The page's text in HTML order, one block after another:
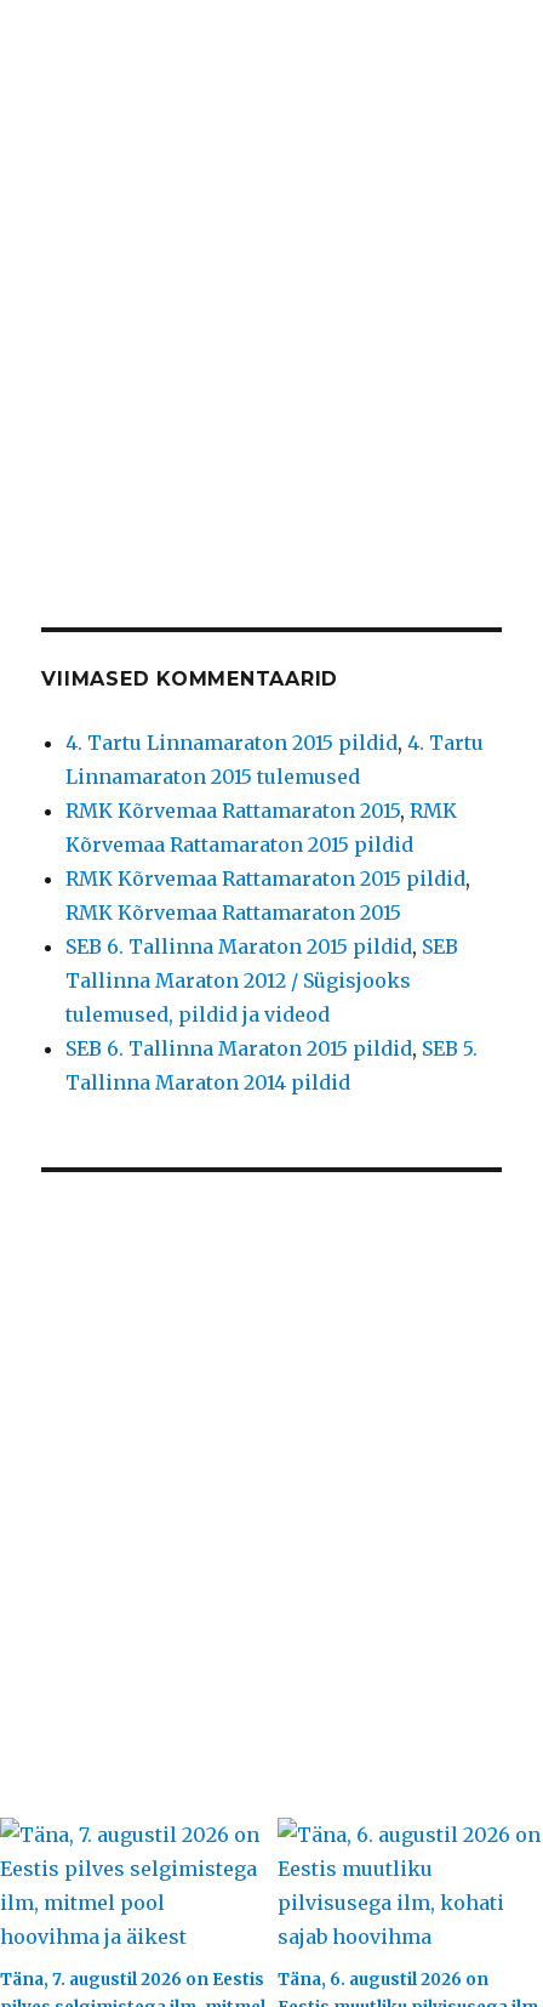
VIIMASED KOMMENTAARID
4. Tartu Linnamaraton 2015 pildid,4. Tartu
Linnamaraton 2015 tulemused
RMK Kõrvemaa Rattamaraton 2015,RMK
Kõrvemaa Rattamaraton 2015 pildid
RMK Kõrvemaa Rattamaraton 2015 pildid,
RMK Kõrvemaa Rattamaraton 2015
SEB 6. Tallinna Maraton 2015 pildid, SEB
Tallinna Maraton 2012 / Sügisjooks
tulemused, pildid ja videod
SEB 6. Tallinna Maraton 2015 pildid, SEB 5.
Tallinna Maraton 2014 pildid
Täna, 7. augustil 2026 on Eestis
Täna, 6. augustil 2026 on